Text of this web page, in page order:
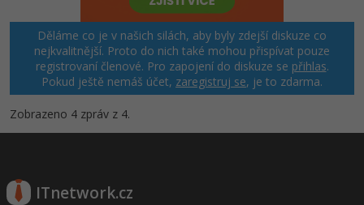
Děláme co je v našich silách, aby byly zdejší diskuze co
nejkvalitnější. Proto do nich také mohou přispívat pouze
registrovaní členové. Pro zapojení do diskuze se přihlas.
Pokud ještě nemáš účet, zaregistruj se, je to zdarma.
Zobrazeno 4 zpráv z 4.
ITnetwork.cz